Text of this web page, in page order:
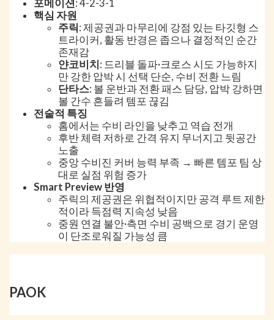
포메이션 : 4-2-3-1
핵심 자원
주릭: 제공권과 마무리에 강점 있는 타깃형 스
트라이커, 활동 반경은 좁으나 결정적인 순간
존재감
얀코비치: 드리블 돌파·크로스 시도 가능하지
만 강한 압박 시 선택 단순, 수비 전환 느림
단타스: 볼 운반과 전환 패스 담당, 압박 강하면
볼 간수 흔들려 템포 끊김
전술적 특징
홈에서는 수비 라인을 낮추고 역습 전개
후반 체력 저하로 간격 유지 무너지고 뒷공간
노출
중앙 수비진 커버 능력 부족 → 빠른 템포 팀 상
대로 실점 위험 증가
Smart Preview 반영
주릭의 제공권은 위협적이지만 공격 루트 제한
적이라 득점력 지속성 낮음
중원 연결 불안·측면 수비 공백으로 경기 운영
이 단조로워질 가능성 큼
PAOK